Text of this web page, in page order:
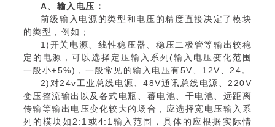
A、输入电压：
前级输入电源的类型和电压的精度直接决定了模块
的类型，例如；
1)开关电源、线性稳压器、稳压二极管等输出较稳
定的电源，可以选择定压输入系列(输入电压变化范围
一般小±5%)，一般常见的输入电压有5V、12V、24。
2)对24v工业总线电源、48V通讯总线电源、220V
变压整流输出以及各式电瓶、蕃电池、干电池、远距离
传输等输出电压变化较大的场合，应选择宽电压输入系
列的模块如2:1或4:1输入范围，具体的应根据实际情